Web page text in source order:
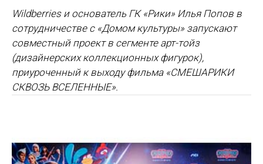
Wildberries и основатель ГК «Рики» Илья Попов в
сотрудничестве с «Домом культуры» запускают
совместный проект в сегменте арт-тойз
(дизайнерских коллекционных фигурок),
приуроченный к выходу фильма «СМЕШАРИКИ
СКВОЗЬ ВСЕЛЕННЫЕ».